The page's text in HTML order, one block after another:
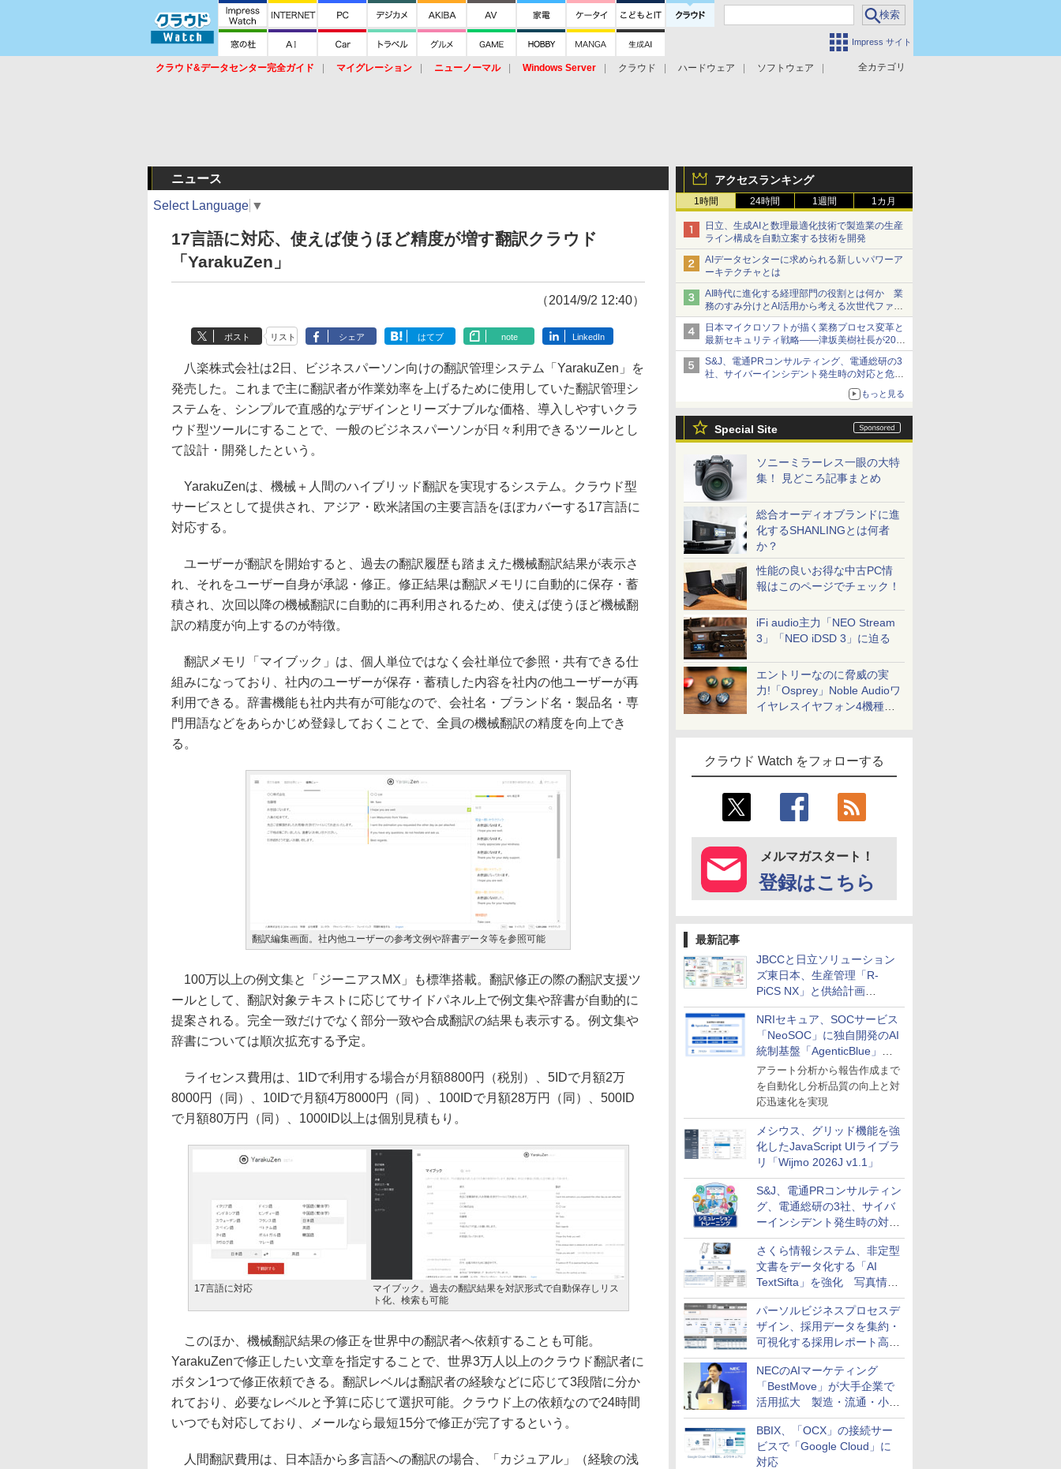
Impress サイト
全カテゴリ
クラウド&データセンター完全ガイド マイグレーション ニューノーマル Windows Server クラウド ハードウェア
ソフトウェア
アクセスランキング
1時間 24時間 1週間 1カ月
日立、生成AIと数理最適化技術で製造業の生産
ライン構成を自動立案する技術を開発
AIデータセンターに求められる新しいパワーア
ーキテクチャとは
AI時代に進化する経理部門の役割とは何か 業
務のすみ分けとAI活用から考える次世代ファイ
ナンス戦略
日本マイクロソフトが描く業務プロセス変革と
最新セキュリティ戦略――津坂美樹社長が2027
年度戦略を説明
S&J、電通PRコンサルティング、電通総研の3
社、サイバーインシデント発生時の対応と危機
管理広報を一体的に訓練するプログラムを提供
もっと見る
Special Site
ソニーミラーレス一眼の大特
集！ 見どころ記事まとめ
総合オーディオブランドに進
化するSHANLINGとは何者
か？
性能の良いお得な中古PC情
報はこのページでチェック！
iFi audio主力「NEO Stream
3」「NEO iDSD 3」に迫る
エントリーなのに脅威の実
力!「Osprey」Noble Audioワ
イヤレスイヤフォン4機種を
クラウド Watch をフォローする
メルマガスタート！
登録はこちら
最新記事
JBCCと日立ソリューション
ズ東日本、生産管理「R-
PiCS NX」と供給計画
「scSQUARE ISP」の連携サ
ービスを提供開始
NRIセキュア、SOCサービス
「NeoSOC」に独自開発のAI
統制基盤「AgenticBlue」を
導入
アラート分析から報告作成まで
を自動化し分析品質の向上と対
応迅速化を実現
メシウス、グリッド機能を強
化したJavaScript UIライブラ
リ「Wijmo 2026J v1.1」
S&J、電通PRコンサルティン
グ、電通総研の3社、サイバ
ーインシデント発生時の対応
と危機管理広報を一体的に訓
練するプログラムを提供
さくら情報システム、非定型
文書をデータ化する「AI
TextSifta」を強化 写真情報
のデータ化などに対応
パーソルビジネスプロセスデ
ザイン、採用データを集約・
可視化する採用レポート高速
化サービスを提供
NECのAIマーケティング
「BestMove」が大手企業で
活用拡大 製造・流通・小売
企業・広告代理店などが実装
フェーズへ
BBIX、「OCX」の接続サー
ビスで「Google Cloud」に
対応
ニュース
Select Language ▼
17言語に対応、使えば使うほど精度が増す翻訳クラウド
「YarakuZen」
（2014/9/2 12:40）
ポスト リスト シェア はてブ note LinkedIn
八楽株式会社は2日、ビジネスパーソン向けの翻訳管理システム「YarakuZen」を
発売した。これまで主に翻訳者が作業効率を上げるために使用していた翻訳管理シ
ステムを、シンプルで直感的なデザインとリーズナブルな価格、導入しやすいクラ
ウド型ツールにすることで、一般のビジネスパーソンが日々利用できるツールとし
て設計・開発したという。
YarakuZenは、機械＋人間のハイブリッド翻訳を実現するシステム。クラウド型
サービスとして提供され、アジア・欧米諸国の主要言語をほぼカバーする17言語に
対応する。
ユーザーが翻訳を開始すると、過去の翻訳履歴も踏まえた機械翻訳結果が表示さ
れ、それをユーザー自身が承認・修正。修正結果は翻訳メモリに自動的に保存・蓄
積され、次回以降の機械翻訳に自動的に再利用されるため、使えば使うほど機械翻
訳の精度が向上するのが特徴。
翻訳メモリ「マイブック」は、個人単位ではなく会社単位で参照・共有できる仕
組みになっており、社内のユーザーが保存・蓄積した内容を社内の他ユーザーが再
利用できる。辞書機能も社内共有が可能なので、会社名・ブランド名・製品名・専
門用語などをあらかじめ登録しておくことで、全員の機械翻訳の精度を向上でき
る。
翻訳編集画面。社内他ユーザーの参考文例や辞書データ等を参照可能
100万以上の例文集と「ジーニアスMX」も標準搭載。翻訳修正の際の翻訳支援ツ
ールとして、翻訳対象テキストに応じてサイドパネル上で例文集や辞書が自動的に
提案される。完全一致だけでなく部分一致や合成翻訳の結果も表示する。例文集や
辞書については順次拡充する予定。
ライセンス費用は、1IDで利用する場合が月額8800円（税別）、5IDで月額2万
8000円（同）、10IDで月額4万8000円（同）、100IDで月額28万円（同）、500ID
で月額80万円（同）、1000ID以上は個別見積もり。
17言語に対応
マイブック。過去の翻訳結果を対訳形式で自動保存しリス
ト化、検索も可能
このほか、機械翻訳結果の修正を世界中の翻訳者へ依頼することも可能。
YarakuZenで修正したい文章を指定することで、世界3万人以上のクラウド翻訳者に
ボタン1つで修正依頼できる。翻訳レベルは翻訳者の経験などに応じて3段階に分か
れており、必要なレベルと予算に応じて選択可能。クラウド上の依頼なので24時間
いつでも対応しており、メールなら最短15分で修正が完了するという。
人間翻訳費用は、日本語から多言語への翻訳の場合、「カジュアル」（経験の浅